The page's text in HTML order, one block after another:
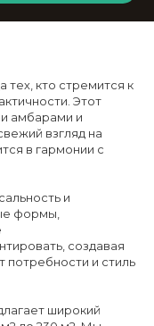
кто стремится к
Этот
амбарами и
взгляд на
в гармонии с
и
формы,
создавая
потребности и стиль
широкий